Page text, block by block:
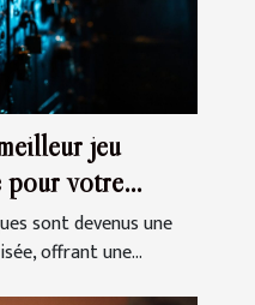
jeu
pour votre
sont devenus une
offrant une...